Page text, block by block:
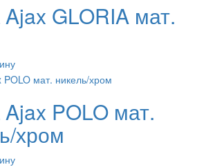
Ajax GLORIA мат.
POLO мат.
хром